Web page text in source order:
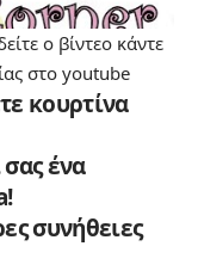
ο βίντεο κάντε
στο youtube
κουρτίνα
σας ένα
συνήθειες